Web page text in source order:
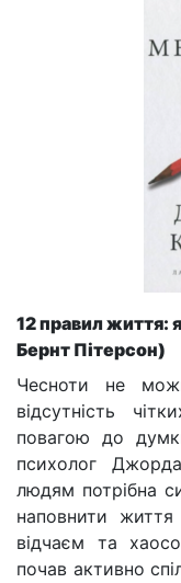
12 правил життя:
Бернт Пітерсон)
Чесноти не
відсутність
повагою до
психолог
людям потрібна
наповнити життя
відчаєм та
почав активно